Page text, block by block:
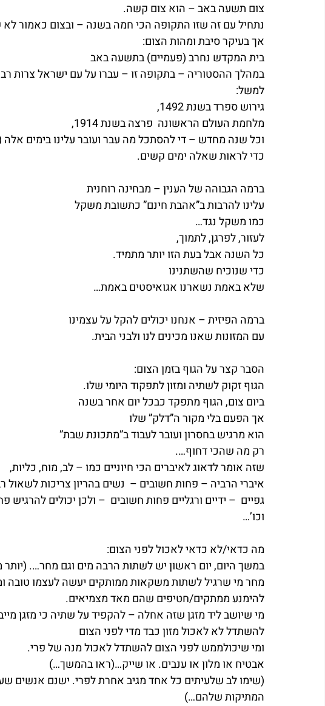
צום תשעה באב – הוא צום קשה.
נתחיל עם זה שזו התקופה הכי חמה בשנה – ובצום כאמור לא
אך בעיקר סיבת ומהות הצום:
בית המקדש נחרב (פעמיים) בתשעה באב
במהלך ההסטוריה – בתקופה זו – עברו על עם ישראל צרות
למשל:
גירוש ספרד בשנת 1492,
מלחמת העולם הראשונה  פרצה בשנת 1914,
וכל שנה מחדש – די להסתכל מה עבר ועובר עלינו בימים
כדי לראות שאלה ימים קשים.
ברמה הגבוהה של הענין – מבחינה רוחנית
עלינו להרבות ב”אהבת חינם” כתשובת משקל
כמו משקל נגד…
לעזור, לפרגן, לתמוך,
כל השנה אבל בעת הזו יותר מתמיד.
כדי שנוכיח שהשתנינו
שלא באמת נשארנו אגואיסטים באמת…
ברמה הפיזית – אנחנו יכולים להקל על עצמינו
עם המזונות שאנו מכינים לנו ולבני הבית.
הסבר קצר על הגוף בזמן הצום:
הגוף זקוק לשתיה ומזון לתפקוד היומי שלו.
ביום צום, הגוף מתפקד כבכל יום אחר בשנה
אך הפעם בלי מקור ה”דלק” שלו
הוא מרגיש בחסרון ועובר לעבוד ב”מתכונת שבת”
רק מה שהכי דחוף….
שזה אומר לדאוג לאיברים הכי חיוניים כמו – לב, מוח, כליות,
איברי הרביה – פחות חשובים –  נשים בהריון צריכות לשאול
גפיים  – ידיים ורגליים פחות חשובים  – ולכן יכולים
וכו’…
מה כדאי/לא כדאי לאכול לפני הצום:
במשך היום, יום ראשון יש לשתות הרבה מים וגם מחר…. (יותר
מחר מי שרגיל לשתות משקאות ממותקים יעשה לעצמו טובה
להימנע ממתקים/חטיפים שהם מאד מצמיאים.
מי שיושב ליד מזגן שזה אחלה – להקפיד על שתיה כי מזגן
להשתדל לא לאכול מזון כבד מדי לפני הצום
ומי שיכולממש לפני הצום להשתדל לאכול מנה של פרי.
אבטיח או מלון או ענבים. או שייק…(ראו בהמשך…)
(שימו לב שלעיתים כל אחד מגיב אחרת לפרי. ישנם אנשים
המתיקות שלהם…)